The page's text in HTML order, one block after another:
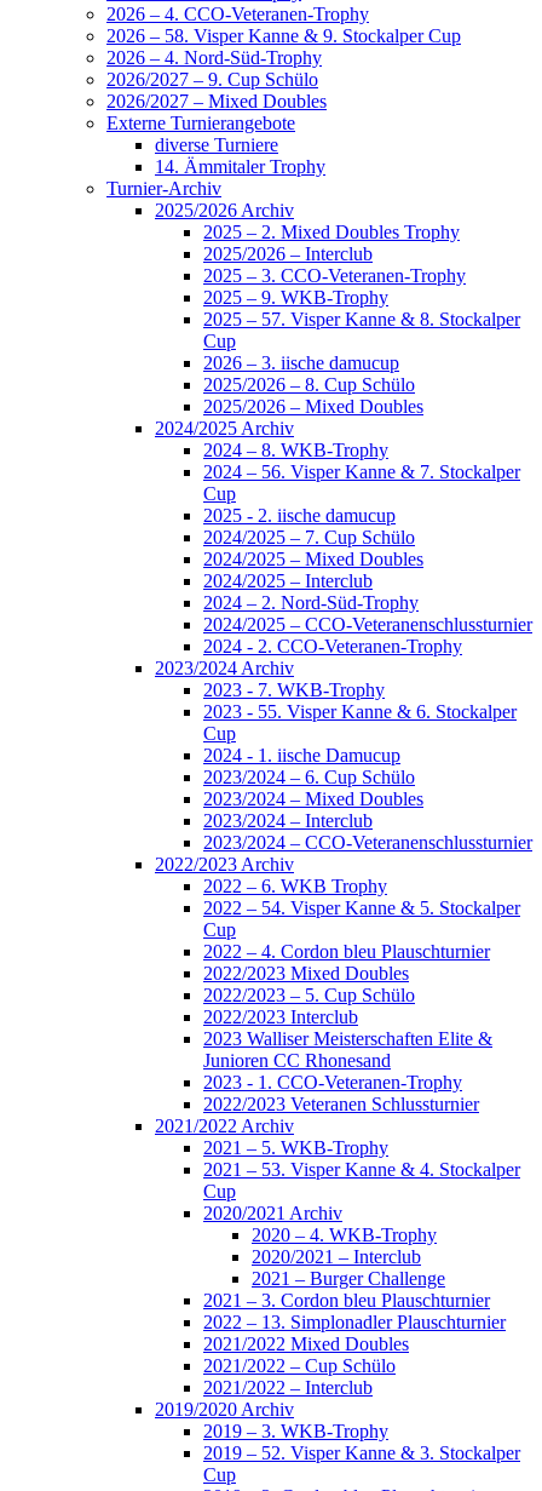
2026 – 4. CCO-Veteranen-Trophy
2026 – 58. Visper Kanne & 9. Stockalper Cup
2026 – 4. Nord-Süd-Trophy
2026/2027 – 9. Cup Schülo
2026/2027 – Mixed Doubles
Externe Turnierangebote
diverse Turniere
14. Ämmitaler Trophy
Turnier-Archiv
2025/2026 Archiv
2025 – 2. Mixed Doubles Trophy
2025/2026 – Interclub
2025 – 3. CCO-Veteranen-Trophy
2025 – 9. WKB-Trophy
2025 – 57. Visper Kanne & 8. Stockalper
Cup
2026 – 3. iische damucup
2025/2026 – 8. Cup Schülo
2025/2026 – Mixed Doubles
2024/2025 Archiv
2024 – 8. WKB-Trophy
2024 – 56. Visper Kanne & 7. Stockalper
Cup
2025 - 2. iische damucup
2024/2025 – 7. Cup Schülo
2024/2025 – Mixed Doubles
2024/2025 – Interclub
2024 – 2. Nord-Süd-Trophy
2024/2025 – CCO-Veteranenschlussturnier
2024 - 2. CCO-Veteranen-Trophy
2023/2024 Archiv
2023 - 7. WKB-Trophy
2023 - 55. Visper Kanne & 6. Stockalper
Cup
2024 - 1. iische Damucup
2023/2024 – 6. Cup Schülo
2023/2024 – Mixed Doubles
2023/2024 – Interclub
2023/2024 – CCO-Veteranenschlussturnier
2022/2023 Archiv
2022 – 6. WKB Trophy
2022 – 54. Visper Kanne & 5. Stockalper
Cup
2022 – 4. Cordon bleu Plauschturnier
2022/2023 Mixed Doubles
2022/2023 – 5. Cup Schülo
2022/2023 Interclub
2023 Walliser Meisterschaften Elite &
Junioren CC Rhonesand
2023 - 1. CCO-Veteranen-Trophy
2022/2023 Veteranen Schlussturnier
2021/2022 Archiv
2021 – 5. WKB-Trophy
2021 – 53. Visper Kanne & 4. Stockalper
Cup
2020/2021 Archiv
2020 – 4. WKB-Trophy
2020/2021 – Interclub
2021 – Burger Challenge
2021 – 3. Cordon bleu Plauschturnier
2022 – 13. Simplonadler Plauschturnier
2021/2022 Mixed Doubles
2021/2022 – Cup Schülo
2021/2022 – Interclub
2019/2020 Archiv
2019 – 3. WKB-Trophy
2019 – 52. Visper Kanne & 3. Stockalper
Cup